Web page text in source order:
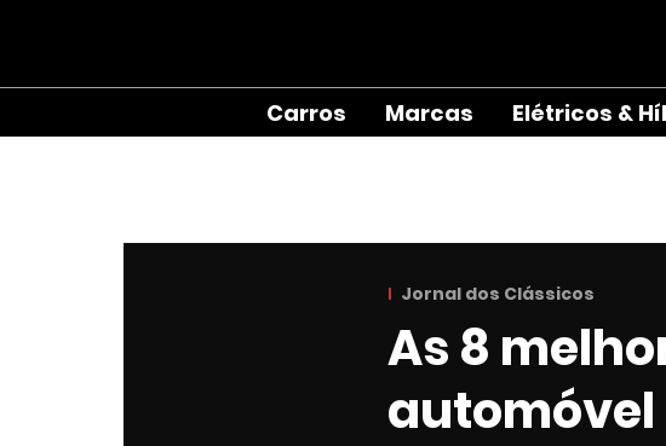
Carros Marcas Elétricos &
Jornal dos Clássicos
As 8